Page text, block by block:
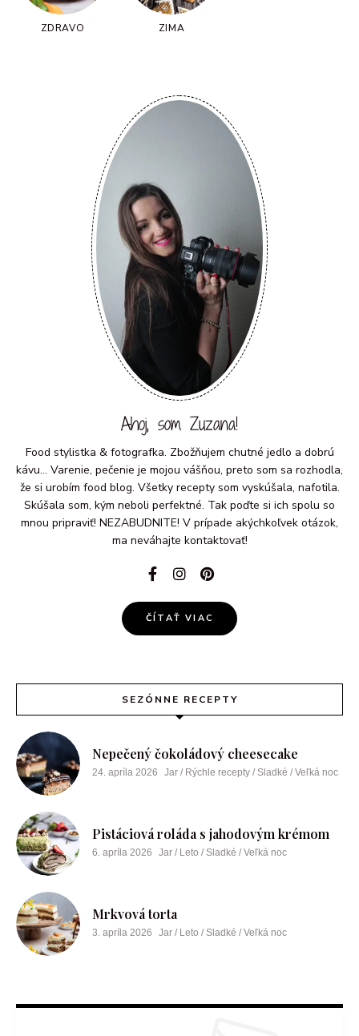
ZDRAVO ZIMA
Ahoj, som Zuzana!
Food stylistka & fotografka. Zbožňujem chutné jedlo a dobrú
kávu... Varenie, pečenie je mojou vášňou, preto som sa rozhodla,
že si urobím food blog. Všetky recepty som vyskúšala, nafotila.
Skúšala som, kým neboli perfektné. Tak poďte si ich spolu so
mnou pripraviť! NEZABUDNITE! V prípade akýchkoľvek otázok,
ma neváhajte kontaktovať!
ČÍTAŤ VIAC
SEZÓNNE RECEPTY
Nepečený čokoládový cheesecake
24. apríla 2026 Jar / Rýchle recepty / Sladké / Veľká noc
Pistáciová roláda s jahodovým krémom
6. apríla 2026 Jar / Leto / Sladké / Veľká noc
Mrkvová torta
3. apríla 2026 Jar / Leto / Sladké / Veľká noc